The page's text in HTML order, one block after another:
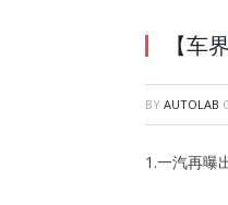
【车
BY AUTOLAB
1.一汽再曝